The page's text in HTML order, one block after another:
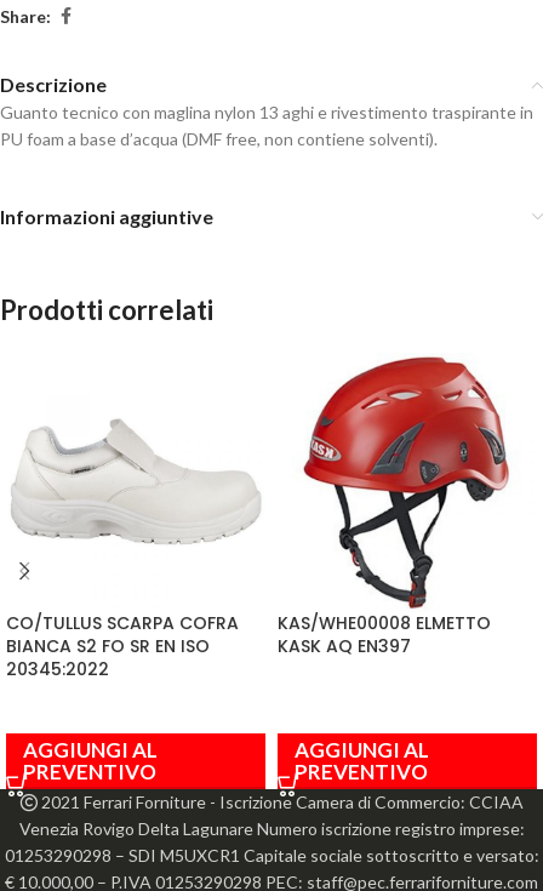
Share:
Descrizione
Guanto tecnico con maglina nylon 13 aghi e rivestimento traspirante in
PU foam a base d’acqua (DMF free, non contiene solventi).
Informazioni aggiuntive
Prodotti correlati
CO/TULLUS SCARPA COFRA
BIANCA S2 FO SR EN ISO
20345:2022
AGGIUNGI AL
PREVENTIVO
KAS/WHE00008 ELMETTO
KASK AQ EN397
AGGIUNGI AL
PREVENTIVO
2021 Ferrari Forniture - Iscrizione Camera di Commercio: CCIAA
Venezia Rovigo Delta Lagunare Numero iscrizione registro imprese:
01253290298 – SDI M5UXCR1 Capitale sociale sottoscritto e versato:
€ 10.000,00 – P.IVA 01253290298 PEC: staff@pec.ferrariforniture.com